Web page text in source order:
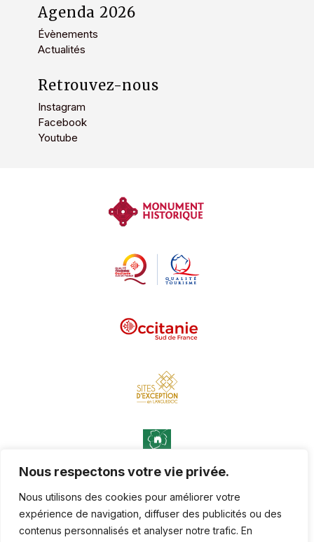
Nous respectons votre vie privée.
Nous utilisons des cookies pour améliorer votre
expérience de navigation, diffuser des publicités ou des
contenus personnalisés et analyser notre trafic. En
Agenda 2026
Évènements
Actualités
Retrouvez-nous
Instagram
Facebook
Youtube